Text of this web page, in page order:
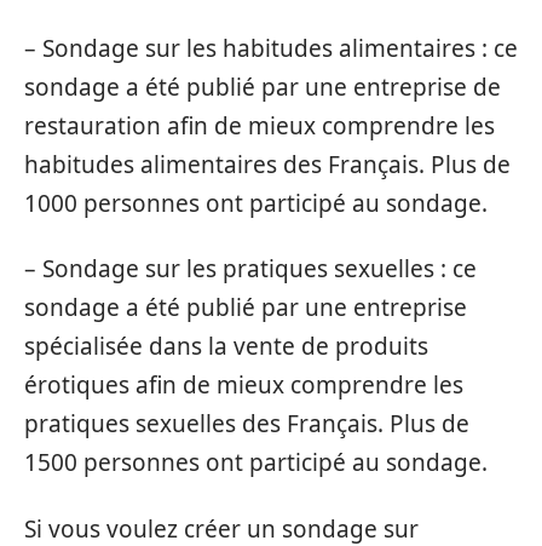
– Sondage sur les habitudes alimentaires : ce
sondage a été publié par une entreprise de
restauration afin de mieux comprendre les
habitudes alimentaires des Français. Plus de
1000 personnes ont participé au sondage.
– Sondage sur les pratiques sexuelles : ce
sondage a été publié par une entreprise
spécialisée dans la vente de produits
érotiques afin de mieux comprendre les
pratiques sexuelles des Français. Plus de
1500 personnes ont participé au sondage.
Si vous voulez créer un sondage sur